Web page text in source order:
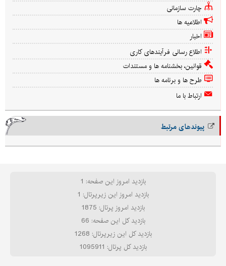
چارت سازمانی
اطلاعیه ها
اخبار
اطلاع رسانی فرآیندهای کاری
قوانین، بخشنامه ها و مستندات
طرح ها و برنامه ها
ارتباط با ما
پیوندهای مرتبط
بازدید امروز این صفحه: 1
بازدید امروز این زیرپرتال: 1
بازدید امروز پرتال: 1875
بازدید کل این صفحه: 66
بازدید کل این زیرپرتال: 1268
بازدید کل پرتال: 1095911